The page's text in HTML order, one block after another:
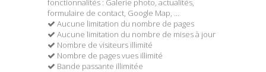
fonctionnalités : Galerie photo, actualités,
formulaire de contact, Google Map, ...
Aucune limitation du nombre de pages
Aucune limitation du nombre de mises à jour
Nombre de visiteurs illimité
Nombre de pages vues illimité
Bande passante illimitée